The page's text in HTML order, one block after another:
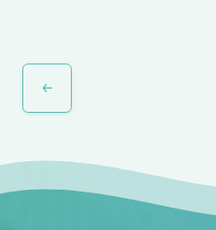
Navigatie